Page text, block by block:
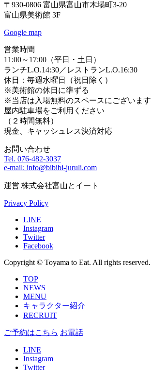
〒930-0806 富山県富山市木場町3-20
富山県美術館 3F
Google map
営業時間
11:00～17:00（平日・土日）
ランチL.O.14:30／レストランL.O.16:30
休日：毎週水曜日（祝日除く）
※美術館の休日に準ずる
※当店は入場無料のスペースにございます
屋内駐車場をご利用ください
（２時間無料）
現金、キャッシュレス決済対応
お問い合わせ
Tel. 076-482-3037
e-mail: info@bibibi-juruli.com
運営 株式会社富山とイート
Privacy Policy
LINE
Instagram
Twitter
Facebook
Copyright © Toyama to Eat. All rights reserved.
TOP
NEWS
MENU
キャラクター紹介
RECRUIT
ご予約はこちら お電話
LINE
Instagram
Twitter